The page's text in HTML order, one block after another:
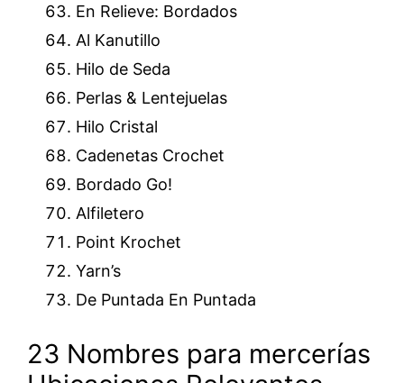
En Relieve: Bordados
Al Kanutillo
Hilo de Seda
Perlas & Lentejuelas
Hilo Cristal
Cadenetas Crochet
Bordado Go!
Alfiletero
Point Krochet
Yarn’s
De Puntada En Puntada
23 Nombres para mercerías